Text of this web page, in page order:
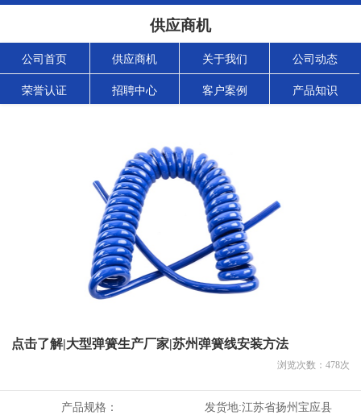
供应商机
公司首页 供应商机 关于我们 公司动态
荣誉认证 招聘中心 客户案例 产品知识
点击了解|大型弹簧生产厂家|苏州弹簧线安装方法
浏览次数： 478次
产品规格： 发货地:江苏省扬州宝应县